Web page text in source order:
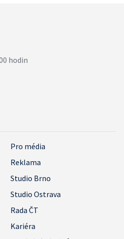
Pro média
Reklama
Studio Brno
Studio Ostrava
Rada ČT
Kariéra